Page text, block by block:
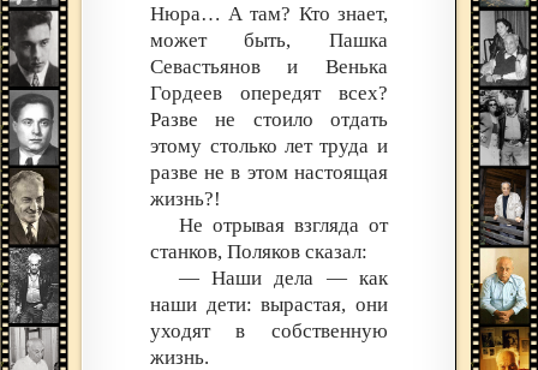
Нюра… А там? Кто знает,
может быть, Пашка
Севастьянов и Венька
Гордеев опередят всех?
Разве не стоило отдать
этому столько лет труда и
разве не в этом настоящая
жизнь?!
Не отрывая взгляда от
станков, Поляков сказал:
— Наши дела — как
наши дети: вырастая, они
уходят в собственную
жизнь.